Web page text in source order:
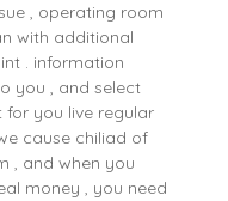
, operating room
with additional
. information
you , and select
you live regular
cause chiliad of
, and when you
money , you need